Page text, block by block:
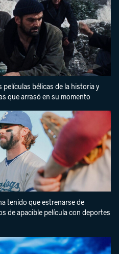
películas bélicas de la historia y
que arrasó en su momento
tenido que estrenarse de
de apacible película con deportes